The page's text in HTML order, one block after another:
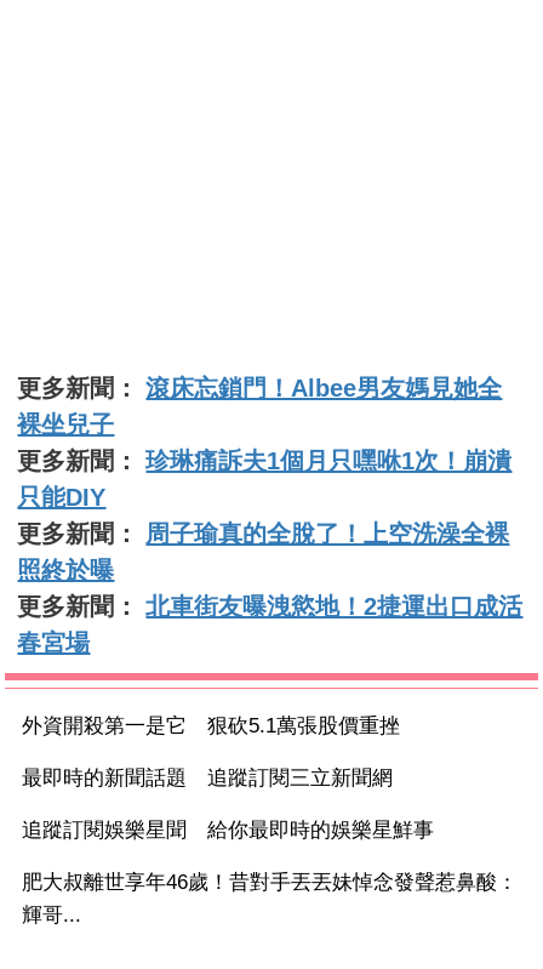
更多新聞：滾床忘鎖門！Albee男友媽見她全
裸坐兒子
更多新聞：珍琳痛訴夫1個月只嘿咻1次！崩潰
只能DIY
更多新聞： 周子瑜真的全脫了！上空洗澡全裸
照終於曝
更多新聞：北車街友曝洩慾地！2捷運出口成活
春宮場
外資開殺第一是它 狠砍5.1萬張股價重挫
最即時的新聞話題 追蹤訂閱三立新聞網
追蹤訂閱娛樂星聞 給你最即時的娛樂星鮮事
肥大叔離世享年46歲！昔對手丟丟妹悼念發聲惹鼻酸：
輝哥...